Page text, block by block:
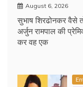
August 6, 2026
सुभाष शिरढोनकर वैसे
अर्जुन रामपाल की
कर वह एक